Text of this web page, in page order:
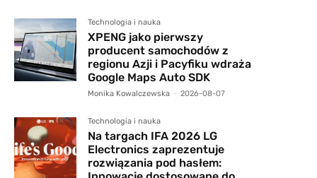
Technologia i nauka
XPENG jako pierwszy
producent samochodów z
regionu Azji i Pacyfiku wdraża
Google Maps Auto SDK
Monika Kowalczewska - 2026-08-07
Technologia i nauka
Na targach IFA 2026 LG
Electronics zaprezentuje
rozwiązania pod hasłem: